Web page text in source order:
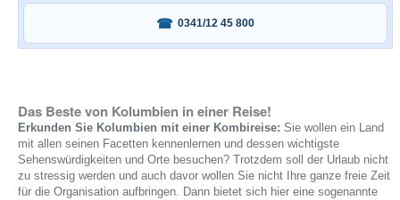
0341/12 45 800
Das Beste von Kolumbien in einer Reise!
Erkunden Sie Kolumbien mit einer Kombireise: Sie wollen ein Land
mit allen seinen Facetten kennenlernen und dessen wichtigste
Sehenswürdigkeiten und Orte besuchen? Trotzdem soll der Urlaub nicht
zu stressig werden und auch davor wollen Sie nicht Ihre ganze freie Zeit
für die Organisation aufbringen. Dann bietet sich hier eine sogenannte